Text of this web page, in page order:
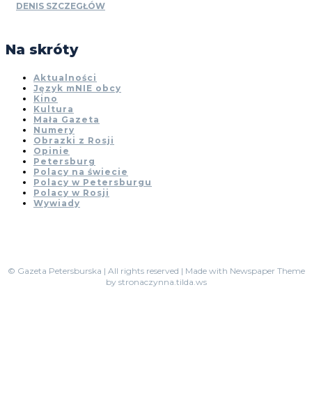
DENIS SZCZEGŁÓW
Na skróty
Aktualności
Język mNIE obcy
Kino
Kultura
Mała Gazeta
Numery
Obrazki z Rosji
Opinie
Petersburg
Polacy na świecie
Polacy w Petersburgu
Polacy w Rosji
Wywiady
© Gazeta Petersburska | All rights reserved | Made with Newspaper Theme
by stronaczynna.tilda.ws